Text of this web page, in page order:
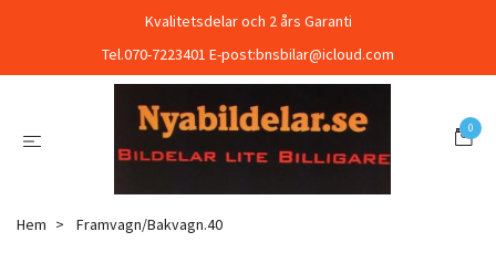
Kvalitetsdelar och 2 års Garanti
Tel.070-7223401 E-post:bnsbilar@icloud.com
0
Hem Framvagn/Bakvagn.40